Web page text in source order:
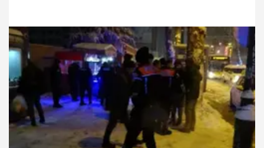
15.05.2026 Vatan TV